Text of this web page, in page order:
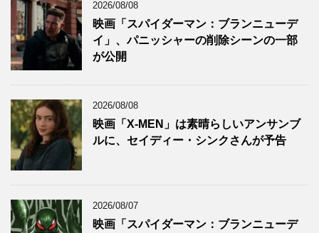
2026/08/08
映画「スパイダーマン：ブランニューデ
イ」、パニッシャーの削除シーンの一部
が公開
2026/08/08
映画「X-MEN」は素晴らしいアンサンブ
ルに、セイディー・シンクさんが予告
2026/08/07
映画「スパイダーマン：ブランニューデ